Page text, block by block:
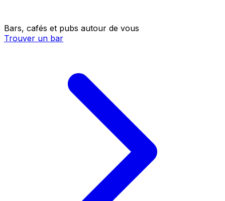
Bars, cafés et pubs autour de vous
Trouver un bar